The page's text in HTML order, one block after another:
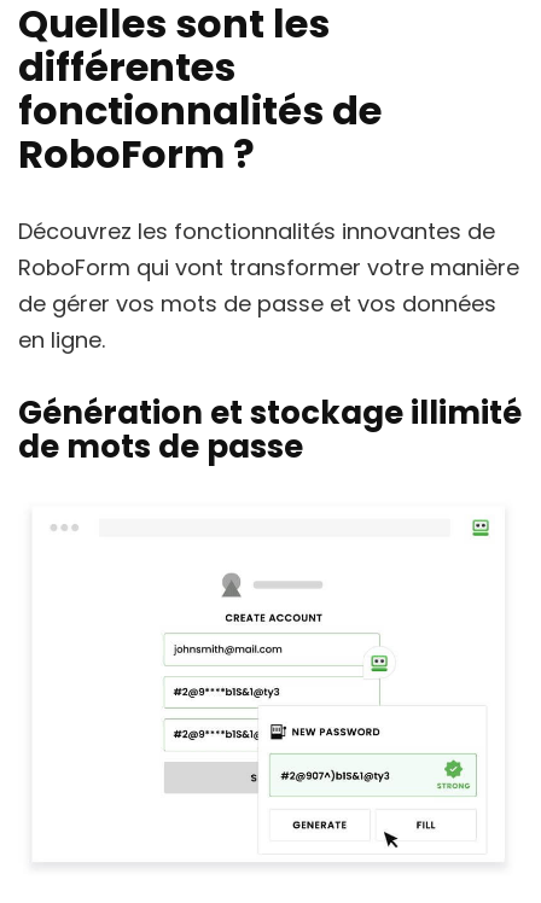
Quelles sont les
différentes
fonctionnalités de
RoboForm ?
Découvrez les fonctionnalités innovantes de
RoboForm qui vont transformer votre manière
de gérer vos mots de passe et vos données
en ligne.
Génération et stockage illimité
de mots de passe